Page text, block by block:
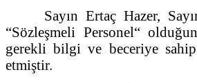
Sayın Ertaç Hazer, Sayın
“Sözleşmeli Personel“
gerekli bilgi ve beceriye sahip
etmiştir.